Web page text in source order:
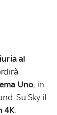
al
Uno, in
Su Sky il
4K